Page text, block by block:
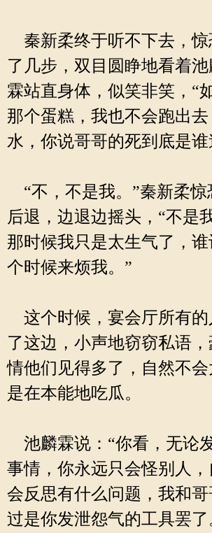
秦新柔终于听不下去，惊
了几步，双目圆睁地看着
霖站直身体，似笑非笑，“
那个蛋糕，我也不会跑出
水，你说哥哥的死到底是谁
“不，不是我。”秦新柔惊
后退，边退边摇头，“不是
那时候我只是太生气了，
个时候来烦我。”
这个时候，宴会厅所有的
了这边，小声地窃窃私语
情他们见得多了，自然不会
是在本能地吃瓜。
池麟霖说：“你看，无论
事情，你永远只会怪别人
会反思有什么问题，我和
过是你发泄怨气的工具罢了